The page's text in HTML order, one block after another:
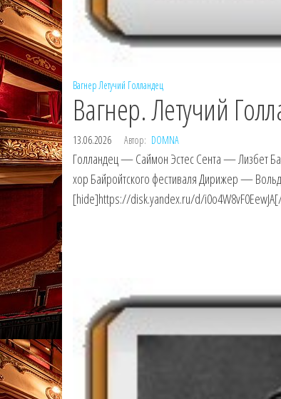
Вагнер Летучий Голландец
Вагнер. Летучий
13.06.2026 Автор: DOMNA
Голландец — Саймон Эстес Сента — Лизбет
хор Байройтского фестиваля Дирижер —
[hide]https://disk.yandex.ru/d/